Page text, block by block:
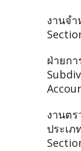
งานจ
ฝ่ายก
งานตร
ประเภ